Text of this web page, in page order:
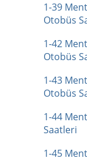
1-39
Otobüs
1-42
Otobüs
1-43
Otobüs
1-44
Saatleri
1-45